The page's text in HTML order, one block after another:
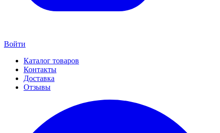
Войти
Каталог товаров
Контакты
Доставка
Отзывы